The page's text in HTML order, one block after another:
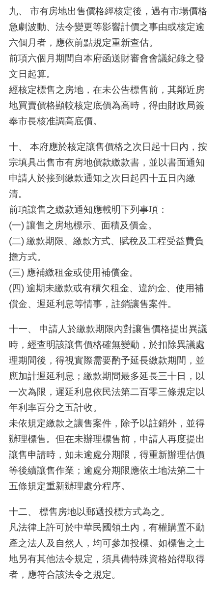
九、 市有房地出售價格經核定後，遇有市場價格
急劇波動、法令變更等影響計價之事由或核定逾
六個月者，應依前點規定重新查估。
前項六個月期間自本府函送財審會會議紀錄之發
文日起算。
經核定標售之房地，在未公告標售前，其鄰近房
地買賣價格顯較核定底價為高時，得由財政局簽
奉市長核准調高底價。
十、 本府應於核定讓售價格之次日起十日內，按
宗填具出售市有房地價款繳款書，並以書面通知
申請人於接到繳款通知之次日起四十五日內繳
清。
前項讓售之繳款通知應載明下列事項：
(一) 讓售之房地標示、面積及價金。
(二) 繳款期限、繳款方式、賦稅及工程受益費負
擔方式。
(三) 應補繳租金或使用補償金。
(四) 逾期未繳款或有積欠租金、違約金、使用補
償金、遲延利息等情事，註銷讓售案件。
十一、 申請人於繳款期限內對讓售價格提出異議
時，經查明該讓售價格確無變動，於扣除異議處
理期間後，得視實際需要酌予延長繳款期間，並
應加計遲延利息；繳款期間最多延長三十日，以
一次為限，遲延利息依民法第二百零三條規定以
年利率百分之五計收。
未依規定繳款之讓售案件，除予以註銷外，並得
辦理標售。但在未辦理標售前，申請人再度提出
讓售申請時，如未逾處分期限，得重新辦理估價
等後續讓售作業；逾處分期限應依土地法第二十
五條規定重新辦理處分程序。
十二、 標售房地以郵遞投標方式為之。
凡法律上許可於中華民國領土內，有權購置不動
產之法人及自然人，均可參加投標。如標售之土
地另有其他法令規定，須具備特殊資格始得取得
者，應符合該法令之規定。